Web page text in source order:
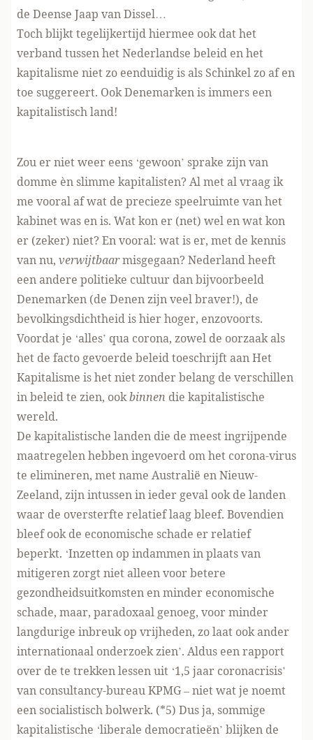
de Deense Jaap van Dissel…
Toch blijkt tegelijkertijd hiermee ook dat het
verband tussen het Nederlandse beleid en het
kapitalisme niet zo eenduidig is als Schinkel zo af en
toe suggereert. Ook Denemarken is immers een
kapitalistisch land!
Zou er niet weer eens ‘gewoon’ sprake zijn van
domme èn slimme kapitalisten? Al met al vraag ik
me vooral af wat de precieze speelruimte van het
kabinet was en is. Wat kon er (net) wel en wat kon
er (zeker) niet? En vooral: wat is er, met de kennis
van nu, verwijtbaarmisgegaan? Nederland heeft
een andere politieke cultuur dan bijvoorbeeld
Denemarken (de Denen zijn veel braver!), de
bevolkingsdichtheid is hier hoger, enzovoorts.
Voordat je ‘alles’ qua corona, zowel de oorzaak als
het de facto gevoerde beleid toeschrijft aan Het
Kapitalisme is het niet zonder belang de verschillen
in beleid te zien, ookbinnen die kapitalistische
wereld.
De kapitalistische landen die de meest ingrijpende
maatregelen hebben ingevoerd om het corona-virus
te elimineren, met name Australië en Nieuw-
Zeeland, zijn intussen in ieder geval ook de landen
waar de oversterfte relatief laag bleef. Bovendien
bleef ook de economische schade er relatief
beperkt. ‘Inzetten op indammen in plaats van
mitigeren zorgt niet alleen voor betere
gezondheidsuitkomsten en minder economische
schade, maar, paradoxaal genoeg, voor minder
langdurige inbreuk op vrijheden, zo laat ook ander
internationaal onderzoek zien’. Aldus een rapport
over de te trekken lessen uit ‘1,5 jaar coronacrisis’
van consultancy-bureau KPMG – niet wat je noemt
een socialistisch bolwerk. (*5) Dus ja, sommige
kapitalistische ‘liberale democratieën’ blijken de